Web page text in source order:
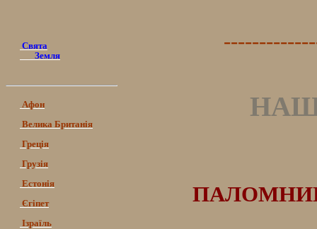
Свята
Земля
Афон
Велика Британія
Греція
Грузія
Естонія
Єгіпет
Ізраїль